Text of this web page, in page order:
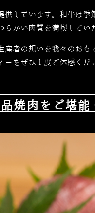
しています。和牛は
かい肉質を満喫してい
者の想いを我々のお
をぜひ１度ご体感くだ
焼肉をご堪能